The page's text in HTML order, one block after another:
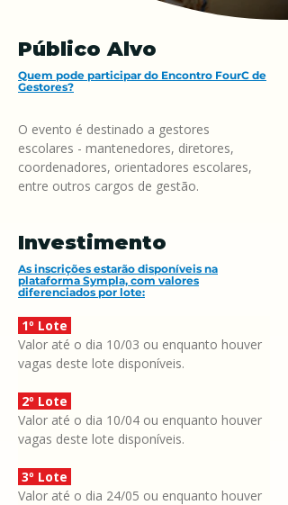
Público Alvo
Quem pode participar do Encontro FourC de
Gestores?
O evento é destinado a gestores
escolares - mantenedores, diretores,
coordenadores, orientadores escolares,
entre outros cargos de gestão.
Investimento
As inscrições estarão disponíveis na
plataforma Sympla, com valores
diferenciados por lote:
1º Lote
Valor até o dia 10/03 ou enquanto houver
vagas deste lote disponíveis.
2º Lote
Valor até o dia 10/04 ou enquanto houver
vagas deste lote disponíveis.
3º Lote
Valor até o dia 24/05 ou enquanto houver